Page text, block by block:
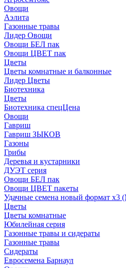
Овощи
Аэлита
Газонные травы
Лидер Овощи
Овощи БЕЛ пак
Овощи ЦВЕТ пак
Цветы
Цветы комнатные и балконные
Лидер Цветы
Биотехника
Цветы
Биотехника спецЦена
Овощи
Гавриш
Гавриш ЗЫКОВ
Газоны
Грибы
Деревья и кустарники
ДУЭТ серия
Овощи БЕЛ пак
Овощи ЦВЕТ пакеты
Удачные семена новый формат х3
Цветы
Цветы комнатные
Юбилейная серия
Газонные травы и сидераты
Газонные травы
Сидераты
Евросемена Барнаул